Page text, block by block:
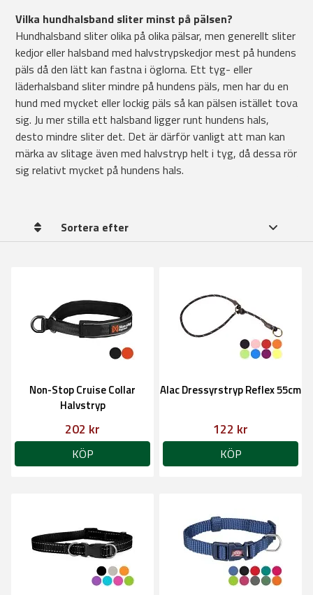
Vilka hundhalsband sliter minst på pälsen?
Hundhalsband sliter olika på olika pälsar, men generellt sliter
kedjor eller halsband med halvstrypskedjor mest på hundens
päls då den lätt kan fastna i öglorna. Ett tyg- eller
läderhalsband sliter mindre på hundens päls, men har du en
hund med mycket eller lockig päls så kan pälsen istället tova
sig. Ju mer stilla ett halsband ligger runt hundens hals,
desto mindre sliter det. Det är därför vanligt att man kan
märka av slitage även med halvstryp helt i tyg, då dessa rör
sig relativt mycket på hundens hals.
Sortera efter
Non-Stop Cruise Collar
Halvstryp
202 kr
KÖP
Alac Dressyrstryp Reflex 55cm
122 kr
KÖP